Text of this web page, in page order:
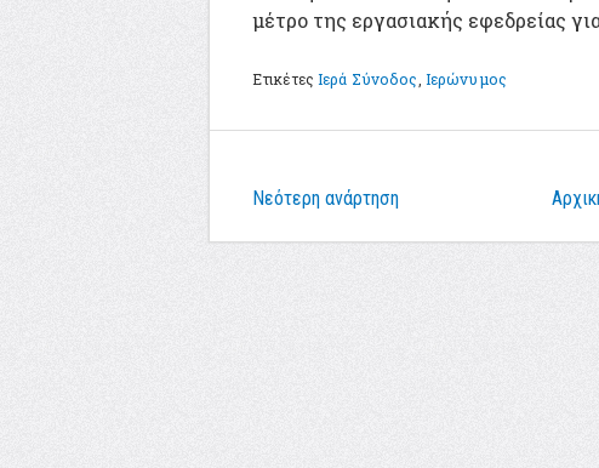
μέτρο της εργασιακής εφεδρείας
ΕτικέτεςΙερά Σύνοδος Ιερώνυμος
Νεότερη ανάρτηση